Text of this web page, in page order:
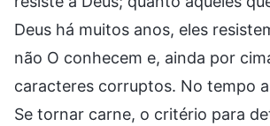
Deus há muitos anos, eles
não O conhecem e, ainda por
caracteres corruptos. No tempo
Se tornar carne, o critério para